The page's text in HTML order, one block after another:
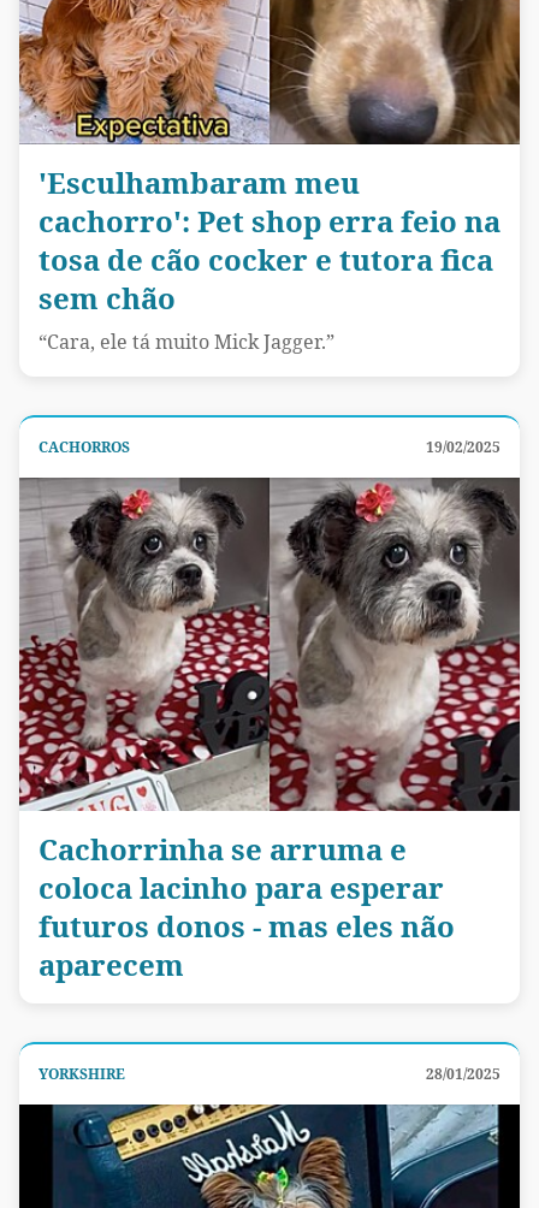
'Esculhambaram meu
cachorro': Pet shop erra feio na
tosa de cão cocker e tutora fica
sem chão
“Cara, ele tá muito Mick Jagger.”
CACHORROS 19/02/2025
Cachorrinha se arruma e
coloca lacinho para esperar
futuros donos - mas eles não
aparecem
YORKSHIRE 28/01/2025